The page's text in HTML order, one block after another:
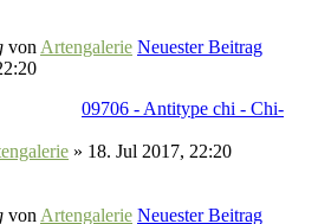
von Artengalerie Neuester Beitrag
09706 - Antitype chi - Chi-
» 18. Jul 2017, 22:20
von Artengalerie Neuester Beitrag